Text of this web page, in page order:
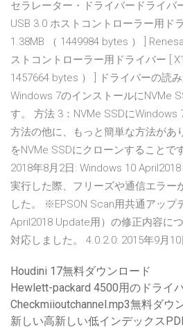
セラレーター・ドライバードライバ
USB 3.0 ホストコントローラー用ド
1.38MB （ 1449984 bytes ） ]
ストコントローラー用ドライバー [
1457664 bytes ） ] ドライバーの読
Windows 7のインストールにNVMe
す。 方法 3：NVMe SSDにWindows
方法の他に、もっと簡単な方法があ
をNVMe SSDにクローンすることで
2018年8月2日: Windows 10
実行した際、フリーズや通信エラー
した。 ※EPSON Scan用共通アップ
April2018 Update用）の修正内容に
対応しました。 4.0.2.0: 2015年9月
Houdini 17無料ダウンロード
Hewlett-packard 4500用のドライ
Checkmiioutchannel.mp3無料ダウ
新しい高新しい低インデックス